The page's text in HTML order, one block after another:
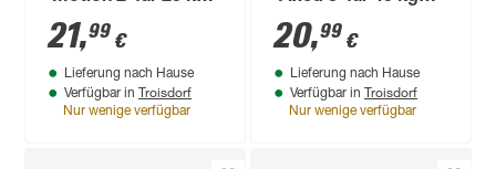
Gewicht neigbar
schwenkbar
21,99 €
Lieferung nach Hause
Verfügbar in Troisdorf
Nur wenige verfügbar
Gewicht fix
20,99 €
Lieferung nach Hause
Verfügbar in Troisdorf
Nur wenige verfügbar